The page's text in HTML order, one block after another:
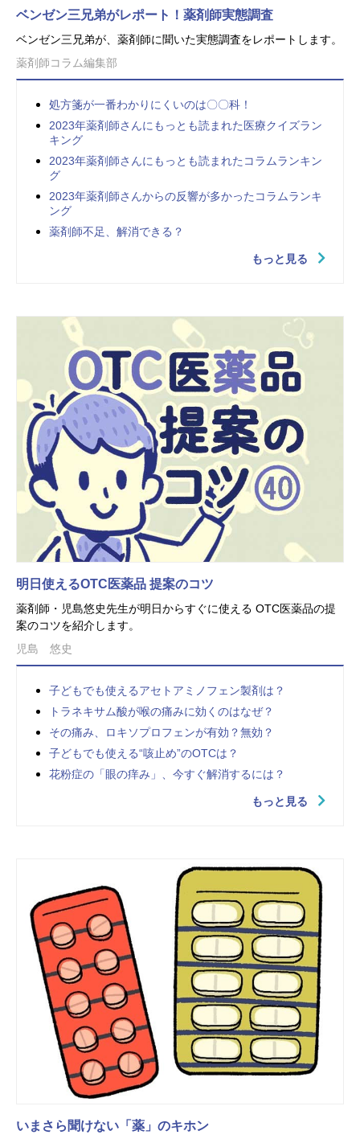
ベンゼン三兄弟がレポート！薬剤師実態調査
ベンゼン三兄弟が、薬剤師に聞いた実態調査をレポートします。
薬剤師コラム編集部
処方箋が一番わかりにくいのは〇〇科！
2023年薬剤師さんにもっとも読まれた医療クイズラン
キング
2023年薬剤師さんにもっとも読まれたコラムランキン
グ
2023年薬剤師さんからの反響が多かったコラムランキ
ング
薬剤師不足、解消できる？
もっと見る
明日使えるOTC医薬品 提案のコツ
薬剤師・児島悠史先生が明日からすぐに使える OTC医薬品の提
案のコツを紹介します。
児島 悠史
子どもでも使えるアセトアミノフェン製剤は？
トラネキサム酸が喉の痛みに効くのはなぜ？
その痛み、ロキソプロフェンが有効？無効？
子どもでも使える“咳止め”のOTCは？
花粉症の「眼の痒み」、今すぐ解消するには？
もっと見る
いまさら聞けない「薬」のキホン